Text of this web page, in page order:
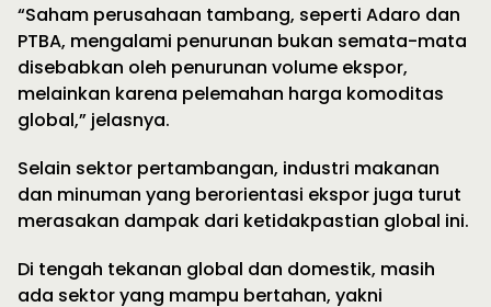
“Saham perusahaan tambang, seperti Adaro dan
PTBA, mengalami penurunan bukan semata-mata
disebabkan oleh penurunan volume ekspor,
melainkan karena pelemahan harga komoditas
global,” jelasnya.
Selain sektor pertambangan, industri makanan
dan minuman yang berorientasi ekspor juga turut
merasakan dampak dari ketidakpastian global ini.
Di tengah tekanan global dan domestik, masih
ada sektor yang mampu bertahan, yakni